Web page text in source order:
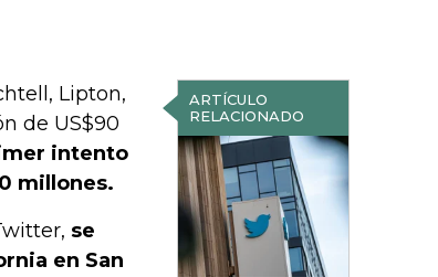
ARTÍCULO
RELACIONADO
Lipton,
de US$90
intento
millones.
se
en San